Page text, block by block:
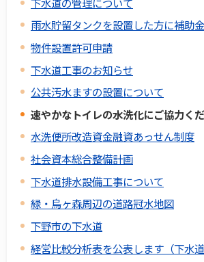
雨水貯留タンクを設置した方に補助
物件設置許可申請
下水道工事のお知らせ
公共汚水ますの設置について
速やかなトイレの水洗化にご協力く
水洗便所改造資金融資あっせん制度
社会資本総合整備計画
下水道排水設備工事について
緑・烏ヶ森周辺の道路冠水地図
下野市の下水道
経営比較分析表を公表します（下水道